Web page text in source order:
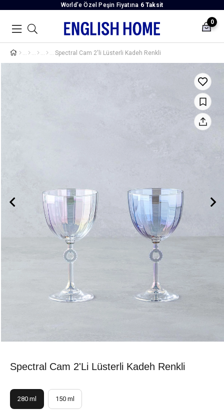
World’e Özel Peşin Fiyatına 6 Taksit
0
Spectral Cam 2'li Lüsterli Kadeh Renkli
Spectral Cam 2'li Lüsterli Kadeh Renkli
280 ml 150 ml